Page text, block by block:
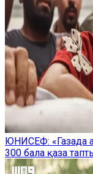
ЮНИСЕФ: «Газада
300 бала қаза